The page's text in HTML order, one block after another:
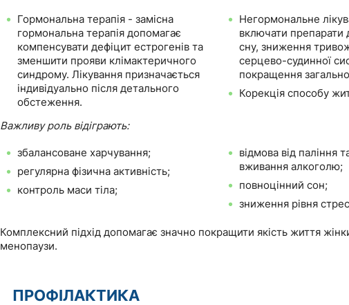
Гормональна терапія - замісна
гормональна терапія допомагає
компенсувати дефіцит естрогенів та
зменшити прояви клімактеричного
синдрому. Лікування призначається
індивідуально після детального
обстеження.
Негормональне
включати препарати
сну, зниження
серцево-судинної
покращення
Корекція способу
Важливу роль відіграють:
збалансоване харчування;
регулярна фізична активність;
контроль маси тіла;
відмова від паління
вживання алкоголю;
повноцінний сон;
зниження рівня
Комплексний підхід допомагає значно покращити якість життя
менопаузи.
ПРОФІЛАКТИКА